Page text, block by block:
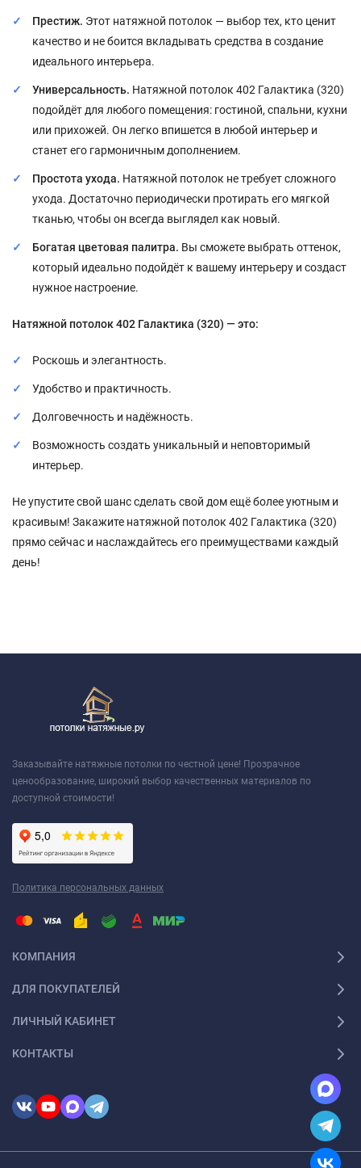
Престиж. Этот натяжной потолок — выбор тех, кто ценит
качество и не боится вкладывать средства в создание
идеального интерьера.
Универсальность. Натяжной потолок 402 Галактика (320)
подойдёт для любого помещения: гостиной, спальни, кухни
или прихожей. Он легко впишется в любой интерьер и
станет его гармоничным дополнением.
Простота ухода. Натяжной потолок не требует сложного
ухода. Достаточно периодически протирать его мягкой
тканью, чтобы он всегда выглядел как новый.
Богатая цветовая палитра. Вы сможете выбрать оттенок,
который идеально подойдёт к вашему интерьеру и создаст
нужное настроение.
Натяжной потолок 402 Галактика (320) — это:
Роскошь и элегантность.
Удобство и практичность.
Долговечность и надёжность.
Возможность создать уникальный и неповторимый
интерьер.
Не упустите свой шанс сделать свой дом ещё более уютным и
красивым! Закажите натяжной потолок 402 Галактика (320)
прямо сейчас и наслаждайтесь его преимуществами каждый
день!
Заказывайте натяжные потолки по честной цене! Прозрачное
ценообразование, широкий выбор качественных материалов по
доступной стоимости!
Политика персональных данных
КОМПАНИЯ
ДЛЯ ПОКУПАТЕЛЕЙ
ЛИЧНЫЙ КАБИНЕТ
КОНТАКТЫ